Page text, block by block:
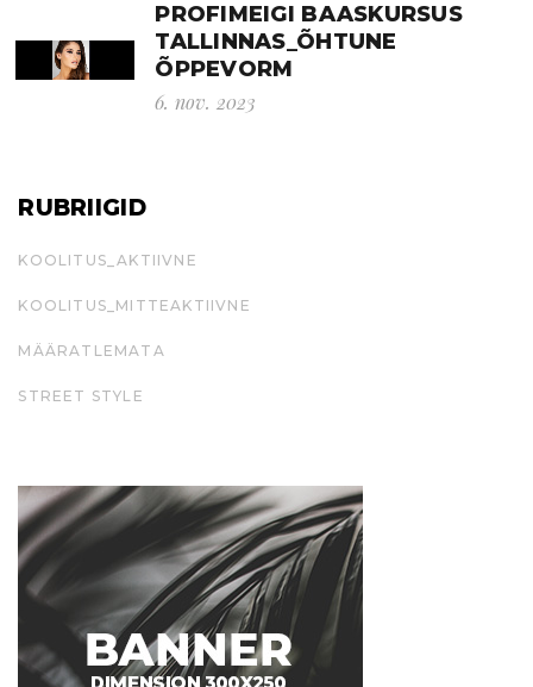
PROFIMEIGI BAASKURSUS
TALLINNAS_ÕHTUNE
ÕPPEVORM
6. nov. 2023
RUBRIIGID
KOOLITUS_AKTIIVNE
KOOLITUS_MITTEAKTIIVNE
MÄÄRATLEMATA
STREET STYLE